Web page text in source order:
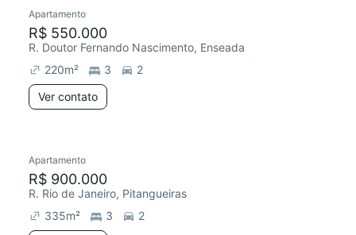
Apartamento
R$ 550.000
R. Doutor Fernando Nascimento, Enseada
220m² 3
2
Ver contato
Apartamento
R$ 900.000
R. Rio de Janeiro, Pitangueiras
335m² 3
2